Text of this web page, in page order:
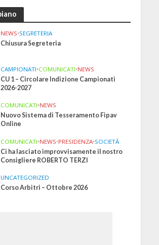
NEWS•SEGRETERIA
Chiusura Segreteria
CAMPIONATI•COMUNICATI•NEWS
CU 1 – Circolare Indizione Campionati
2026-2027
COMUNICATI•NEWS
Nuovo Sistema di Tesseramento Fipav
Online
COMUNICATI•NEWS•PRESIDENZA•SOCIETÀ
Ci ha lasciato improvvisamente il nostro
Consigliere ROBERTO TERZI
UNCATEGORIZED
Corso Arbitri – Ottobre 2026